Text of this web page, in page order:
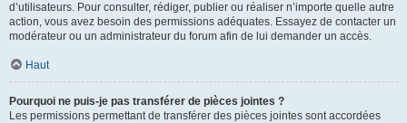
d’utilisateurs. Pour consulter, rédiger, publier ou réaliser n’importe quelle autre
action, vous avez besoin des permissions adéquates. Essayez de contacter un
modérateur ou un administrateur du forum afin de lui demander un accès.
Haut
Pourquoi ne puis-je pas transférer de pièces jointes ?
Les permissions permettant de transférer des pièces jointes sont accordées